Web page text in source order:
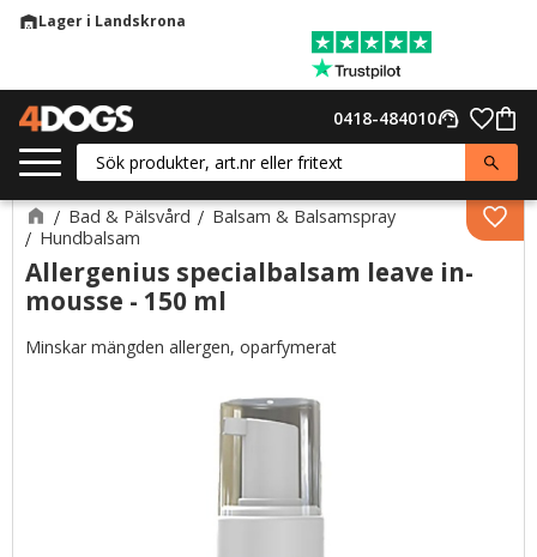
warehouseLager i Landskrona
support_agent
0418-484010
Bad & Pälsvård
Balsam & Balsamspray
Hundbalsam
Allergenius specialbalsam leave in-
mousse - 150 ml
Minskar mängden allergen, oparfymerat